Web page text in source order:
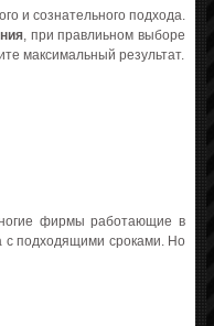
и сознательного подхода.
, при правлиьном выборе
максимальный результат.
фирмы работающие в
с подходящими сроками. Но